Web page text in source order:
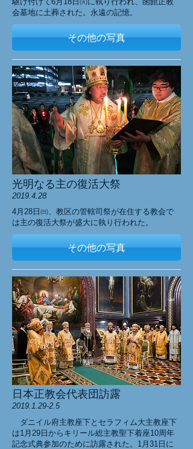
会墓地に土葬された。永遠の記憶。
その他の写真
光明なる主の復活大祭
2019.4.28
4月28日㈰、教区の管轄司祭が在住する教会で
は主の復活大祭が盛大に執り行われた。
その他の写真
日本正教会代表団訪露
2019.1.29-2.5
​ ダニイル府主教座下とセラフィム大主教座下
は1月29日からキリール総主教聖下着座10周年
記念式典参加のために訪露された。1月31日に